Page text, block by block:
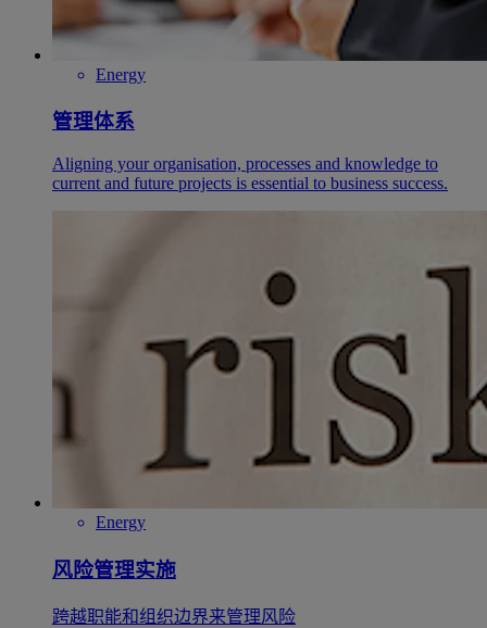
Energy
管理体系
Aligning your organisation, processes and knowledge to
current and future projects is essential to business success.
Energy
风险管理实施
跨越职能和组织边界来管理风险